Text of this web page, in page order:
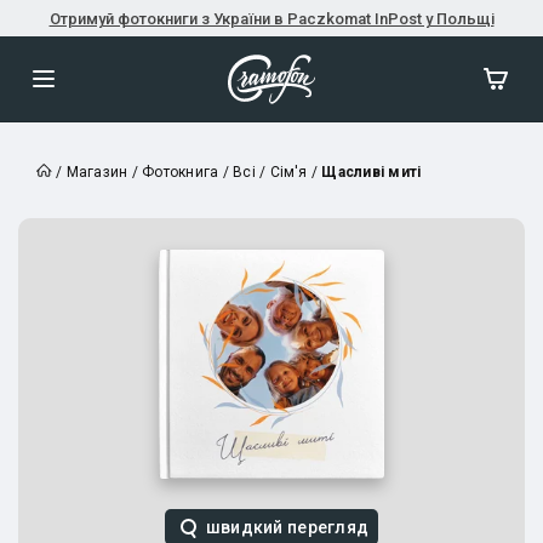
Отримуй фотокниги з України в Paczkomat InPost у Польщі
/ Магазин / Фотокнига / Всі / Сім'я / Щасливі миті
швидкий перегляд